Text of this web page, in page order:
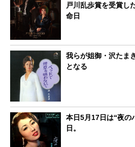
戸川乱歩賞を受賞し
命日
我らが姐御・沢たま
となる
本日5月17日は“夜の
日。